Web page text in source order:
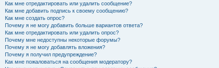
Как мне отредактировать или удалить сообщение?
Как мне добавить подпись к своему сообщению?
Как мне создать опрос?
Почему я не могу добавить больше вариантов ответа?
Как мне отредактировать или удалить опрос?
Почему мне недоступны некоторые форумы?
Почему я не могу добавлять вложения?
Почему я получил предупреждение?
Как мне пожаловаться на сообщения модератору?